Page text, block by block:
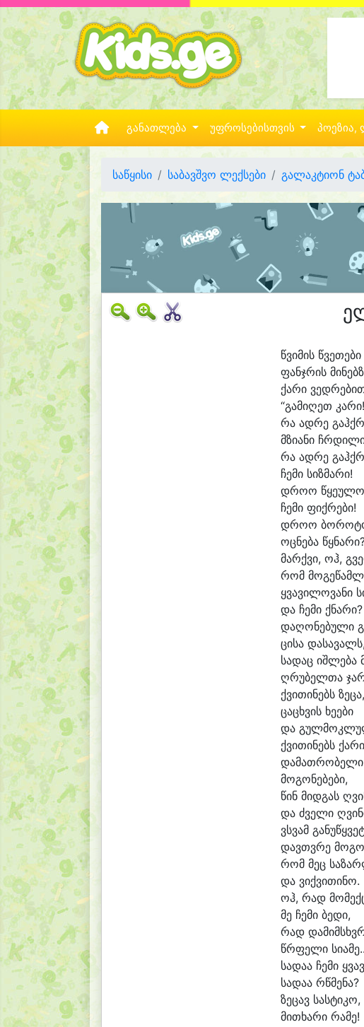
განათლება უფროსებისთვის პოეზია,
საწყისი საბავშვო ლექსები გალაკტიონ
წვიმის წვეთე
ფანჯრის მინებ
ქარი ვედრე
“გამიღეთ
რა ადრე გაჰქ
მზიანი ჩრდი
რა ადრე გაჰქ
ჩემი სიზმარი!
დროო წყეუ
ჩემი ფიქრები!
დროო ბორო
ოცნება წყნა
მარქვი, ოჰ, გვე
რომ მოგეწამ
ყვავილოვანი
და ჩემი ქნარი?
დაღონებული
ცისა დასავალს,
სადაც იშლება
ღრუბელთა ჯა
ქვითინებს ზე
ცაცხვის ხეები
და გულმოკლუ
ქვითინებს ქა
დამათრობე
მოგონებები,
წინ მიდგას ღვი
და ძველი ღვი
ვსვამ განუ
დავთვრე მოგო
რომ მეც საზარ
და ვიქვითინო.
ოჰ, რად მომექ
მე ჩემი ბედი,
რად დამიმსხვ
წრფელი სია
სადაა ჩემი ყვა
სადაა რწმენა?
ზეცავ სასტიკო,
მითხარი რამე!